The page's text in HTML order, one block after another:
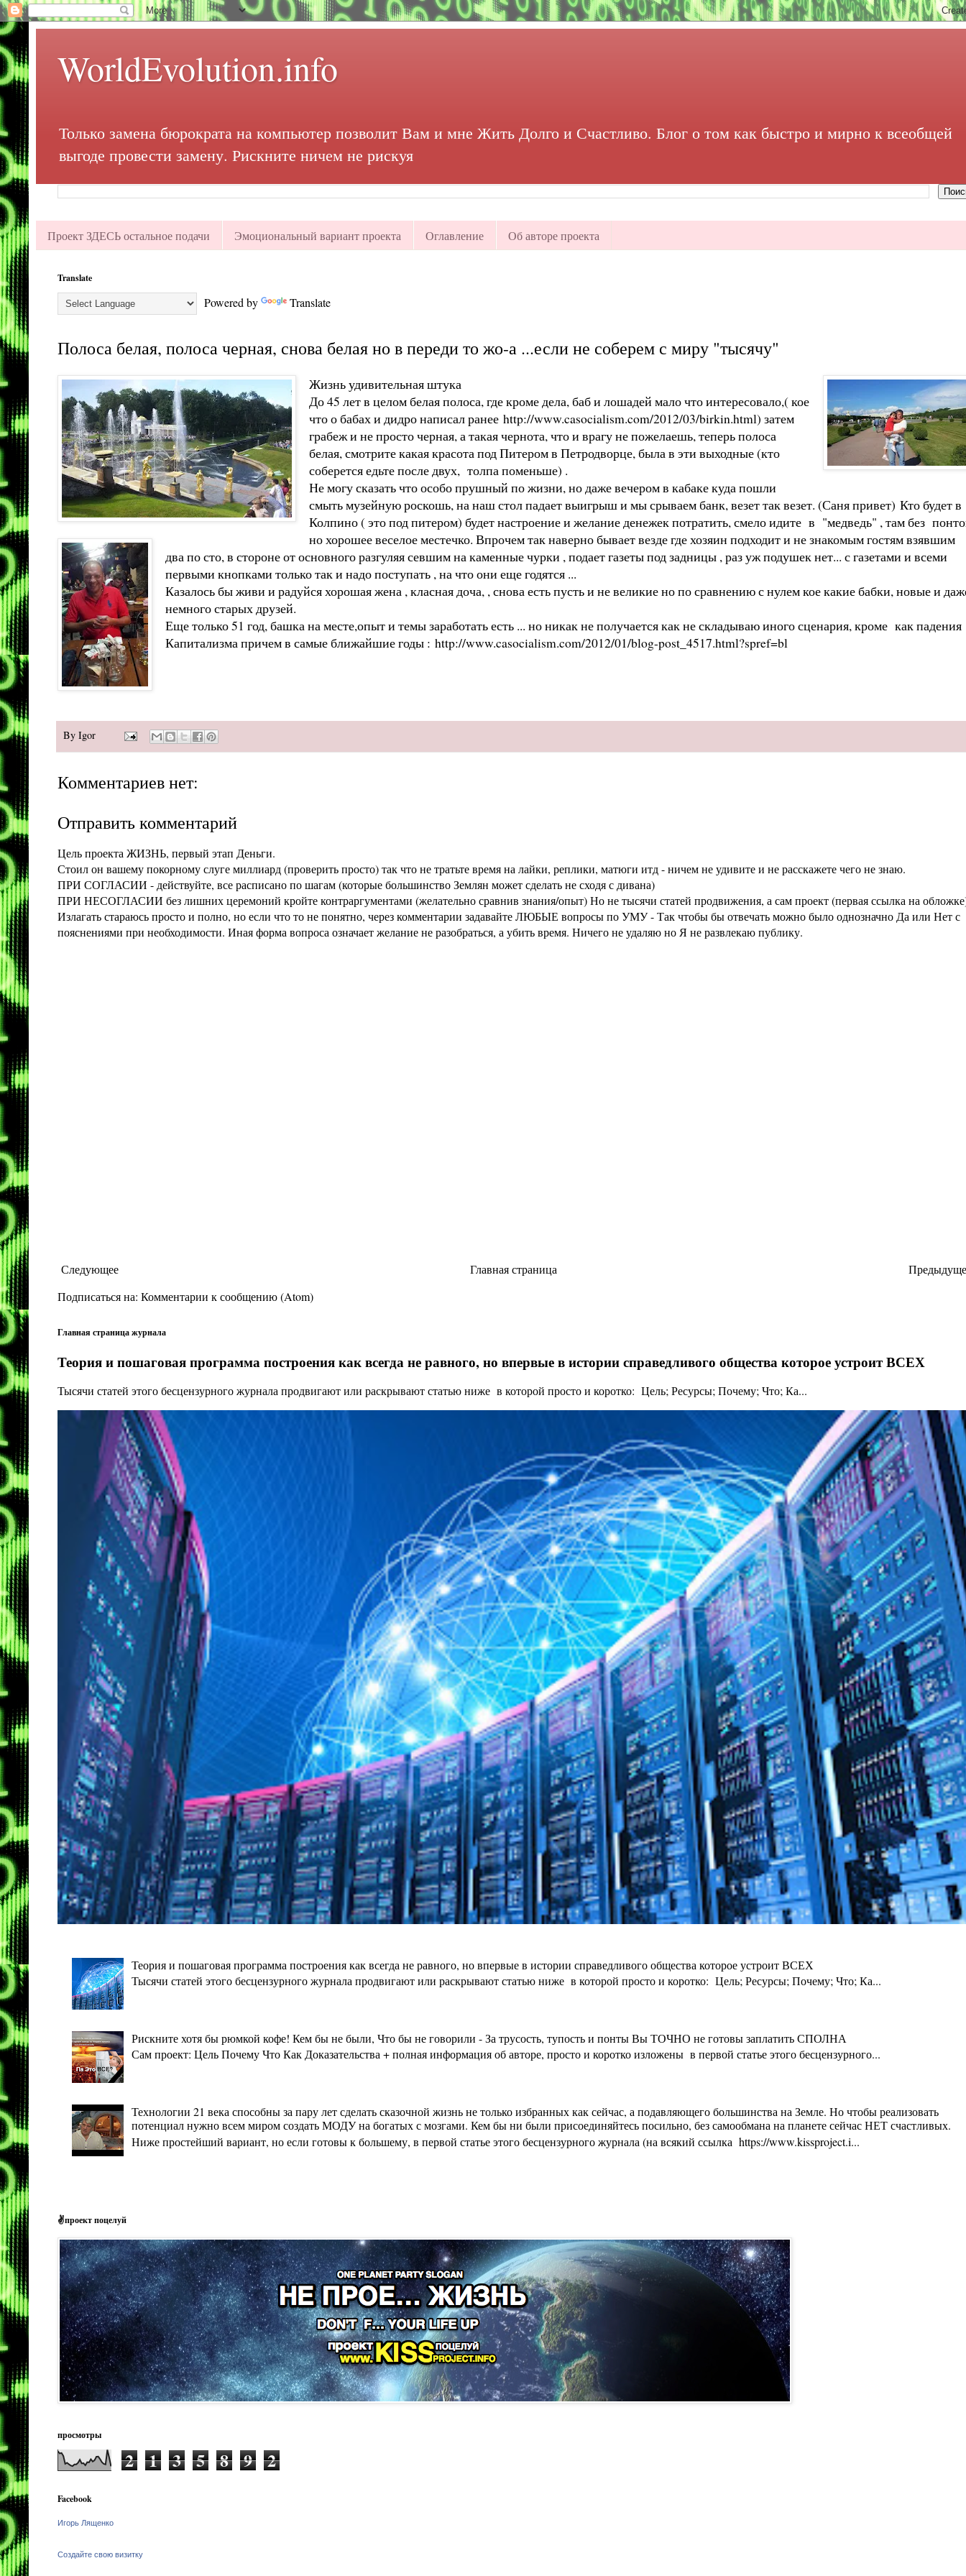
WorldEvolution.info
Только замена бюрократа на компьютер позволит Вам и мне Жить Долго и Счастливо. Блог о том как быстро и мирно к всеобщей
выгоде провести замену. Рискните ничем не рискуя
Проект ЗДЕСЬ остальное подачи Эмоциональный вариант проекта Оглавление Об авторе проекта
Translate
Powered by Translate
Полоса белая, полоса черная, снова белая но в переди то жо-а ...если не соберем с миру "тысячу"
Жизнь удивительная штука
До 45 лет в целом белая полоса, где кроме дела, баб и лошадей мало что интересовало,( кое
что о бабах и дидро написал ранее http://www.casocialism.com/2012/03/birkin.html) затем
грабеж и не просто черная, а такая чернота, что и врагу не пожелаешь, теперь полоса
белая, смотрите какая красота под Питером в Петродворце, была в эти выходные (кто
соберется едьте после двух, толпа поменьше) .
Не могу сказать что особо прушный по жизни, но даже вечером в кабаке куда пошли
смыть музейную роскошь, на наш стол падает выигрыш и мы срываем банк, везет так везет. (Саня привет) Кто будет в
Колпино ( это под питером) будет настроение и желание денежек потратить, смело идите в "медведь" , там без
но хорошее веселое местечко. Впрочем так наверно бывает везде где хозяин подходит и не знакомым гостям взявшим
два по сто, в стороне от основного разгуляя севшим на каменные чурки , подает газеты под задницы , раз уж подушек нет... с газетами и всеми
первыми кнопками только так и надо поступать , на что они еще годятся ...
Казалось бы живи и радуйся хорошая жена , класная доча, , снова есть пусть и не великие но по сравнению с нулем кое какие бабки, новые и
немного старых друзей.
Еще только 51 год, башка на месте,опыт и темы заработать есть ... но никак не получается как не складываю иного сценария, кроме как падения
Капитализма причем в самые ближайшие годы : http://www.casocialism.com/2012/01/blog-post_4517.html?spref=bl
By Igor
Комментариев нет:
Отправить комментарий
Цель проекта ЖИЗНЬ, первый этап Деньги.
Стоил он вашему покорному слуге миллиард (проверить просто) так что не тратьте время на лайки, реплики, матюги итд - ничем не удивите и не расскажете чего не знаю.
ПРИ СОГЛАСИИ - действуйте, все расписано по шагам (которые большинство Землян может сделать не сходя с дивана)
ПРИ НЕСОГЛАСИИ без лишних церемоний кройте контраргументами (желательно сравнив знания/опыт) Но не тысячи статей продвижения, а сам проект (первая ссылка на
Излагать стараюсь просто и полно, но если что то не понятно, через комментарии задавайте ЛЮБЫЕ вопросы по УМУ - Так чтобы бы отвечать можно было однозначно Да или Нет с
пояснениями при необходимости. Иная форма вопроса означает желание не разобраться, а убить время. Ничего не удаляю но Я не развлекаю публику.
Следующее
Главная страница
Подписаться на: Комментарии к сообщению (Atom)
Главная страница журнала
Теория и пошаговая программа построения как всегда не равного, но впервые в истории справедливого общества которое устроит ВСЕХ
Тысячи статей этого бесцензурного журнала продвигают или раскрывают статью ниже в которой просто и коротко: Цель; Ресурсы; Почему; Что; Ка...
Теория и пошаговая программа построения как всегда не равного, но впервые в истории справедливого общества которое устроит ВСЕХ
Тысячи статей этого бесцензурного журнала продвигают или раскрывают статью ниже в которой просто и коротко: Цель; Ресурсы; Почему; Что; Ка...
Рискните хотя бы рюмкой кофе! Кем бы не были, Что бы не говорили - За трусость, тупость и понты Вы ТОЧНО не готовы заплатить СПОЛНА
Сам проект: Цель Почему Что Как Доказательства + полная информация об авторе, просто и коротко изложены в первой статье этого бесцензурного...
Технологии 21 века способны за пару лет сделать сказочной жизнь не только избранных как сейчас, а подавляющего большинства на Земле. Но чтобы реализовать
потенциал нужно всем миром создать МОДУ на богатых с мозгами. Кем бы ни были присоединяйтесь посильно, без самообмана на планете сейчас НЕТ счастливых.
Ниже простейший вариант, но если готовы к большему, в первой статье этого бесцензурного журнала (на всякий ссылка https://www.kissproject.i...
✌проект поцелуй
просмотры
2 1 3 5 8 9 2
Facebook
Игорь Лященко
Создайте свою визитку